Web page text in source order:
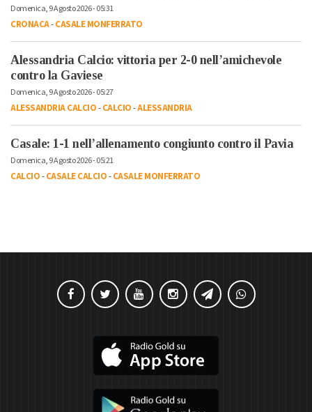
Domenica, 9 Agosto 2026 - 05:31
CRONACA-CASALE MONFERRATO
Alessandria Calcio: vittoria per 2-0 nell’amichevole
contro la Gaviese
Domenica, 9 Agosto 2026 - 05:27
ALESSANDRIA CALCIO-CALCIO-ALESSANDRIA
Casale: 1-1 nell’allenamento congiunto contro il Pavia
Domenica, 9 Agosto 2026 - 05:21
CALCIO-CASALE CALCIO-CASALE MONFERRATO